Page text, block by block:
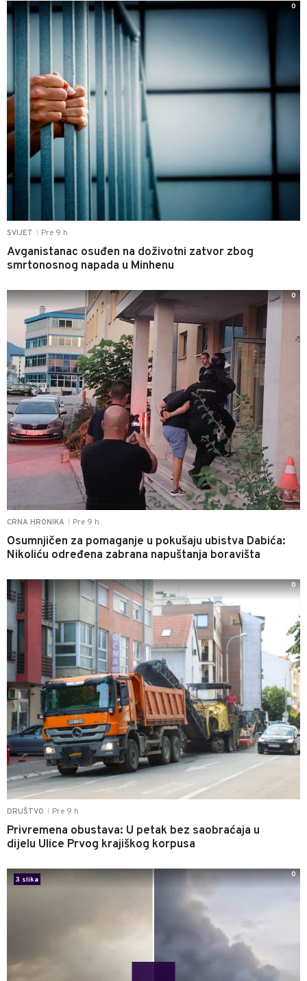
SVIJET Pre 9 h
Avganistanac osuđen na doživotni zatvor zbog
smrtonosnog napada u Minhenu
0
CRNA HRONIKA Pre 9 h
Osumnjičen za pomaganje u pokušaju ubistva Dabića:
Nikoliću određena zabrana napuštanja boravišta
0
DRUŠTVO Pre 9 h
Privremena obustava: U petak bez saobraćaja u
dijelu Ulice Prvog krajiškog korpusa
0
3 slika
0